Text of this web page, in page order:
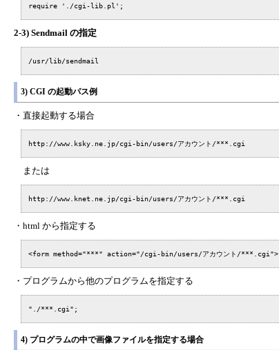
require './cgi-lib.pl';
2-3) Sendmail の指定
/usr/lib/sendmail
3) CGI の起動パス例
・直接起動する場合
http://www.ksky.ne.jp/cgi-bin/users/アカウント/***.cgi
または
http://www.knet.ne.jp/cgi-bin/users/アカウント/***.cgi
・html から指定する
<form method="***" action="/cgi-bin/users/アカウント/***.cgi">
・プログラムから他のプログラムを指定する
"./***.cgi";
4) プログラムの中で画像ファイルを指定する場合